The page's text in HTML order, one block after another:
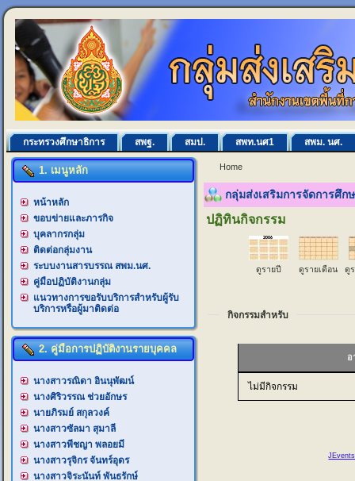
กระทรวงศึกษาธิการ สพฐ. สมป. สพท.นศ1 สพม. นศ.
1. เมนูหลัก
หน้าหลัก
ขอบข่ายและภารกิจ
บุคลากรกลุ่ม
ติดต่อกลุ่มงาน
ระบบงานสารบรรณ สพม.นศ.
คู่มือปฏิบัติงานกลุ่ม
แนวทางการขอรับบริการสำหรับผู้รับ
บริการหรือผู้มาติดต่อ
2. คู่มือการปฏิบัติงานรายบุคคล
นางสาวรณิดา อินนุพัฒน์
นางศิริวรรณ ช่วยอักษร
นายภิรมย์ สกุลวงค์
นางสาวซัลมา สุมาลี
นางสาวพีชญา พลอยมี
นางสาวรุจิกร จันทร์อุดร
นางสาวจิระนันท์ พันธรักษ์
Home
กลุ่มส่งเสริมการจัดการศึก
ปฏิทินกิจกรรม
ดูรายปี ดูรายเดือน ดู
กิจกรรมสำหรับ
อ
ไม่มีกิจกรรม